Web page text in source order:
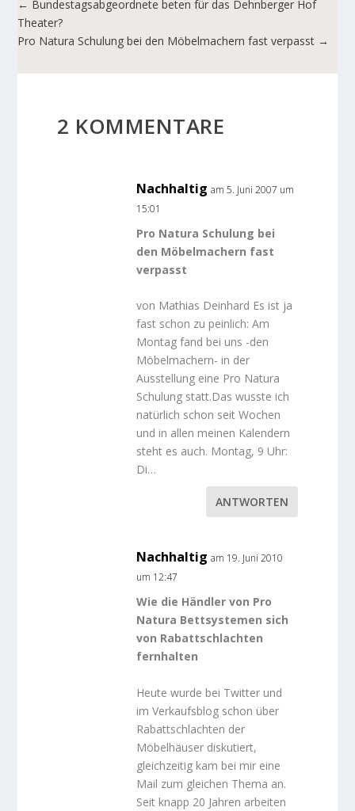
← Bundestagsabgeordnete beten für das Dehnberger Hof
Theater?
Pro Natura Schulung bei den Möbelmachern fast verpasst →
2 KOMMENTARE
Nachhaltig am 5. Juni 2007 um
15:01
Pro Natura Schulung bei
den Möbelmachern fast
verpasst
von Mathias Deinhard Es ist ja
fast schon zu peinlich: Am
Montag fand bei uns -den
Möbelmachern- in der
Ausstellung eine Pro Natura
Schulung statt.Das wusste ich
natürlich schon seit Wochen
und in allen meinen Kalendern
steht es auch. Montag, 9 Uhr:
Di…
ANTWORTEN
Nachhaltig am 19. Juni 2010
um 12:47
Wie die Händler von Pro
Natura Bettsystemen sich
von Rabattschlachten
fernhalten
Heute wurde bei Twitter und
im Verkaufsblog schon über
Rabattschlachten der
Möbelhäuser diskutiert,
gleichzeitig kam bei mir eine
Mail zum gleichen Thema an.
Seit knapp 20 Jahren arbeiten